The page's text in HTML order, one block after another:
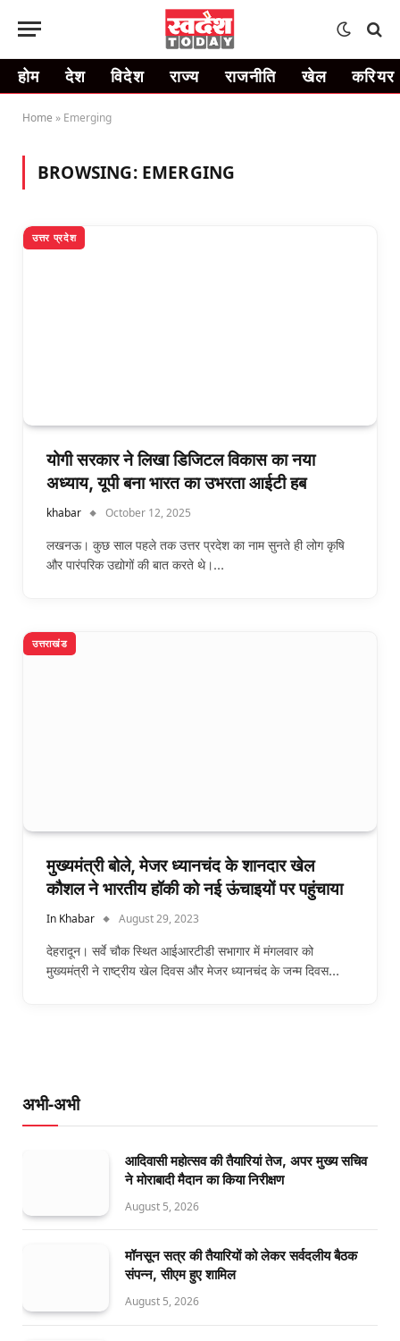
होम देश विदेश राज्य राजनीति खेल करियर
Home » Emerging
BROWSING: EMERGING
उत्तर प्रदेश
योगी सरकार ने लिखा डिजिटल विकास का नया
अध्याय, यूपी बना भारत का उभरता आईटी हब
khabar October 12, 2025
लखनऊ। कुछ साल पहले तक उत्तर प्रदेश का नाम सुनते ही लोग कृषि
और पारंपरिक उद्योगों की बात करते थे।…
उत्तराखंड
मुख्यमंत्री बोले, मेजर ध्यानचंद के शानदार खेल
कौशल ने भारतीय हॉकी को नई ऊंचाइयों पर पहुंचाया
In Khabar August 29, 2023
देहरादून। सर्वे चौक स्थित आईआरटीडी सभागार में मंगलवार को
मुख्यमंत्री ने राष्ट्रीय खेल दिवस और मेजर ध्यानचंद के जन्म दिवस…
अभी-अभी
आदिवासी महोत्सव की तैयारियां तेज, अपर मुख्य सचिव
ने मोराबादी मैदान का किया निरीक्षण
August 5, 2026
मॉनसून सत्र की तैयारियों को लेकर सर्वदलीय बैठक
संपन्न, सीएम हुए शामिल
August 5, 2026